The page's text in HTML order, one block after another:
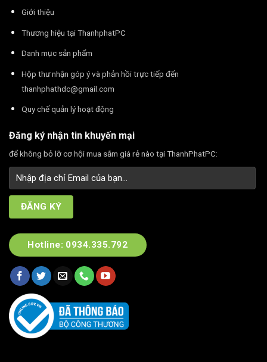
Giới thiệu
Thương hiệu tại ThanhphatPC
Danh mục sản phẩm
Hộp thư nhận góp ý và phản hồi trực tiếp đến
thanhphathdc@gmail.com
Quy chế quản lý hoạt động
Đăng ký nhận tin khuyến mại
để không bỏ lỡ cơ hội mua sắm giá rẻ nào tại ThanhPhatPC:
Hotline: 0934.335.792